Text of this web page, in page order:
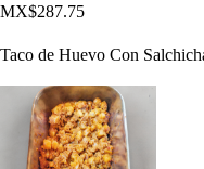
MX$287.75
Taco de Huevo Con